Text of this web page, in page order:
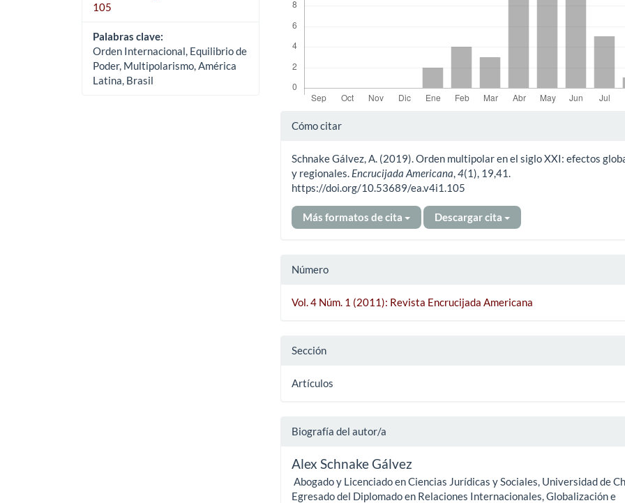
105
Palabras clave:
Orden Internacional, Equilibrio de
Poder, Multipolarismo, América
Latina, Brasil
Detalles
artículo
Cómo citar
Schnake Gálvez, A. (2019). Orden multipolar en el siglo XXI: efectos
y regionales. Encrucijada Americana 4(1), 19,41.
https://doi.org/10.53689/ea.v4i1.105
Más formatos de cita Descargar cita
Número
Vol. 4 Núm. 1 (2011): Revista Encrucijada Americana
Sección
Artículos
Biografía del autor/a
Alex Schnake Gálvez
Abogado y Licenciado en Ciencias Jurídicas y Sociales, Universidad de
Egresado del Diplomado en Relaciones Internacionales, Globalización e